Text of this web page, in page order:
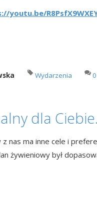
youtu.be/
Wydarzenia
dla
z nas ma inne cele i
żywieniowy był